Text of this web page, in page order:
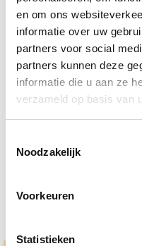
en om ons
informatie over uw
partners voor social
partners kunnen deze
informatie die u aan ze
verzameld op basis van
Noodzakelijk
Voorkeuren
Statistieken
Herbimals